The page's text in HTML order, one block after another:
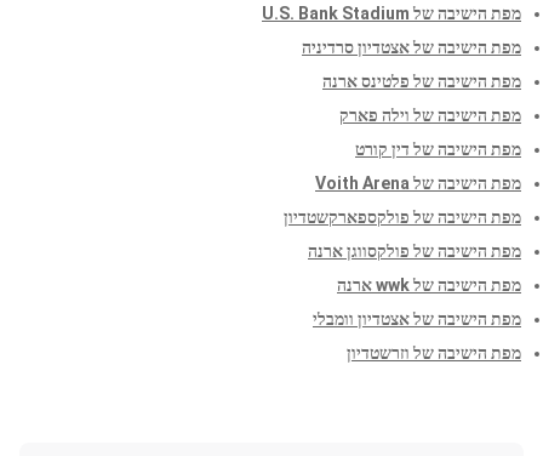
מפת הישיבה של U.S. Bank Stadium
מפת הישיבה של אצטדיון סרדיניה
מפת הישיבה של פלטינס ארנה
מפת הישיבה של וילה פארק
מפת הישיבה של דין קורט
מפת הישיבה של Voith Arena
מפת הישיבה של פולקספארקשטדיון
מפת הישיבה של פולקסווגן ארנה
מפת הישיבה של wwk ארנה
מפת הישיבה של אצטדיון וומבלי
מפת הישיבה של וזרשטדיון